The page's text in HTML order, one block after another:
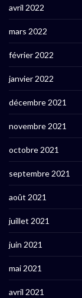
avril 2022
mars 2022
février 2022
janvier 2022
décembre 2021
novembre 2021
octobre 2021
septembre 2021
août 2021
juillet 2021
juin 2021
mai 2021
avril 2021